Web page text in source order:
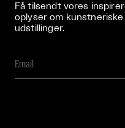
Få tilsendt vores
oplyser om
udstillinger.